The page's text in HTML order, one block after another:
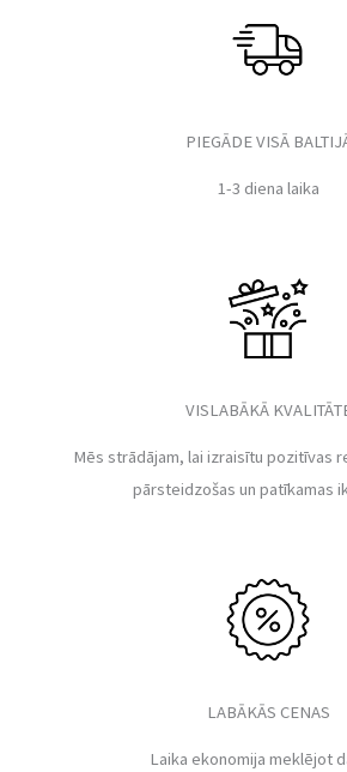
PIEGĀDE VISĀ
1-3 diena laika
VISLABĀKĀ
Mēs strādājam, lai izraisītu pozitīvas
pārsteidzošas un patīkamas
LABĀKĀS CENAS
Laika ekonomija meklējot